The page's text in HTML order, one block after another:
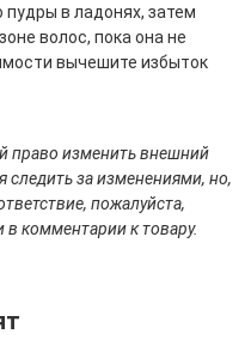
для тела
в ладонях, затем
волос, пока она не
вычешите избыток
право изменить внешний
следить за изменениями, но,
пожалуйста,
комментарии к товару.